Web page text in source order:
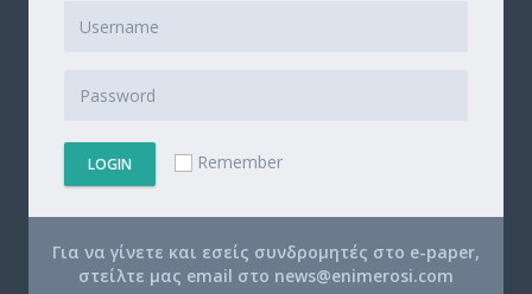
LOGIN Remember
Για να γίνετε και εσείς συνδρομητές στο e-paper,
στείλτε μας email στο news@enimerosi.com